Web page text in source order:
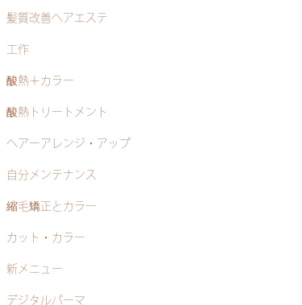
髪質改善ヘアエステ
工作
酸熱＋カラー
酸熱トリートメント
ヘアーアレンジ・アップ
自分メンテナンス
縮毛矯正とカラー
カット・カラー
新メニュー
デジタルパーマ